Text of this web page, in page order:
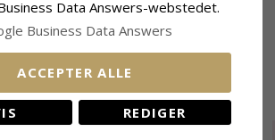
Højde:10,2 mm
Bredde: 10,2 mm
PRODUKTER
SALE
Data Answers-webstedet.
Business Data Answers
ACCEPTER ALLE
REDIGER